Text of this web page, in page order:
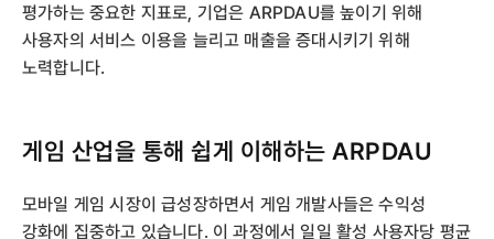
평가하는 중요한 지표로, 기업은 ARPDAU를 높이기 위해
사용자의 서비스 이용을 늘리고 매출을 증대시키기 위해
노력합니다.
게임 산업을 통해 쉽게 이해하는 ARPDAU
모바일 게임 시장이 급성장하면서 게임 개발사들은 수익성
강화에 집중하고 있습니다. 이 과정에서 일일 활성 사용자당 평균